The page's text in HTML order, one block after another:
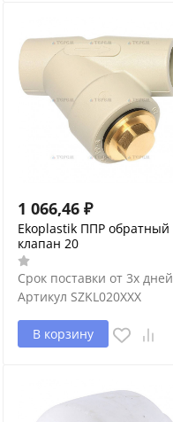
1 066,46 ₽
Ekoplastik ППР обратный
клапан 20
Срок поставки от 3х дней
Артикул SZKL020XXX
В корзину